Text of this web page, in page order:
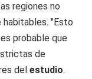
regiones no
"Esto
probable que
de
del estudio.